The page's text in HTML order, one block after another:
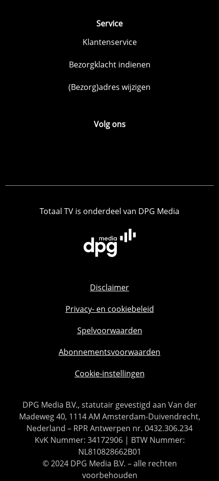
Service
Klantenservice
Bezorgklacht indienen
(Bezorg)adres wijzigen
Volg ons
Totaal TV is onderdeel van DPG Media
Disclaimer
Privacy- en cookiebeleid
Spelvoorwaarden
Abonnementsvoorwaarden
Cookie-instellingen
DPG Media B.V., statutair gevestigd aan Van der
Madeweg 40, 1114 AM Amsterdam-Duivendrecht,
Nederland – RPR Antwerpen nr. 0432.306.234
KvK Nummer: 34172906 | BTW Nummer:
NL810828662B01
© 2024 DPG Media B.V. – alle rechten
voorbehouden